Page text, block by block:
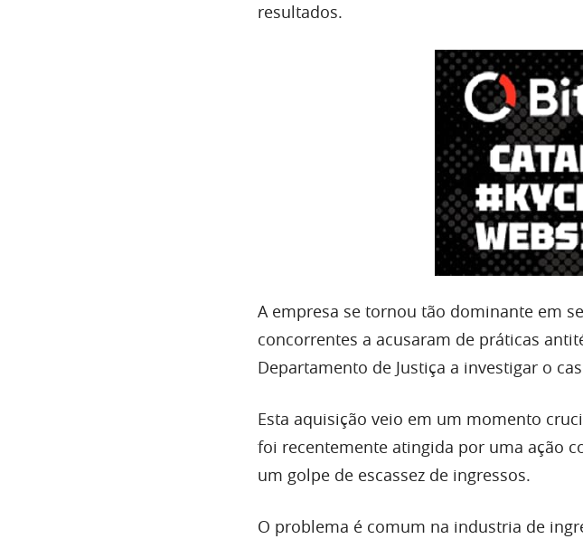
resultados.
A empresa se tornou tão dominante em
concorrentes a acusaram de práticas
Departamento de Justiça a investigar o
Esta aquisição veio em um momento
foi recentemente atingida por uma ação
um golpe de escassez de ingressos.
O problema é comum na industria de